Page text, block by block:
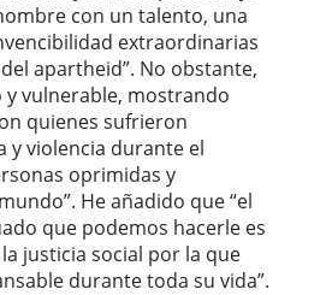
con un talento, una
extraordinarias
apartheid”. No obstante,
y vulnerable, mostrando
quienes sufrieron
y violencia durante el
oprimidas y
He añadido que “el
que podemos hacerle es
justicia social por la que
durante toda su vida”.